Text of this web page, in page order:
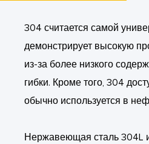
304 считается самой
демонстрирует высокую
из-за более низкого
гибки. Кроме того, 304
обычно используется в
Нержавеющая сталь 304L